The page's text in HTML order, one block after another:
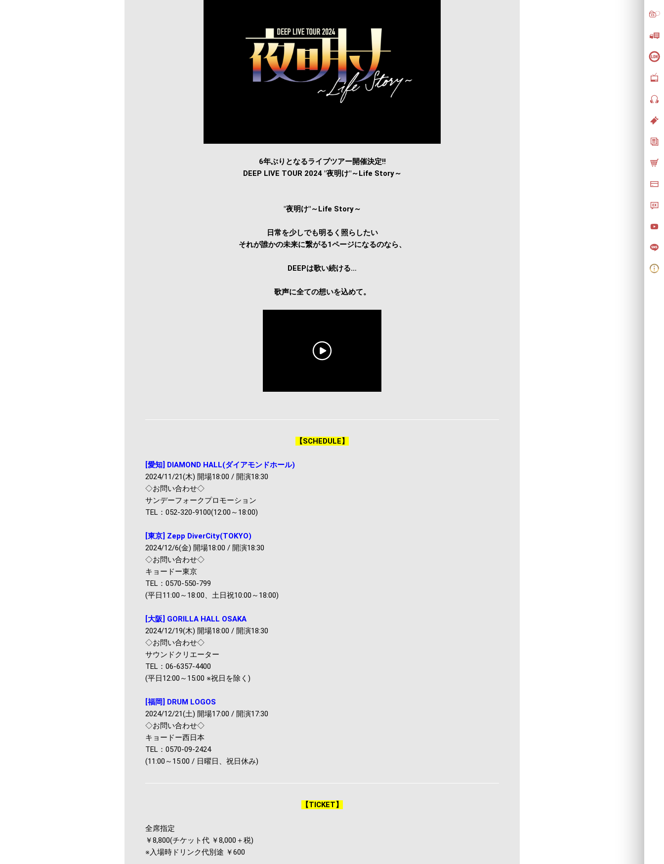
6年ぶりとなるライブツアー開催決定!!
DEEP LIVE TOUR 2024 "夜明け"～Life Story～
"夜明け"～Life Story～
日常を少しでも明るく照らしたい
それが誰かの未来に繋がる1ページになるのなら、
DEEPは歌い続ける…
歌声に全ての想いを込めて。
【SCHEDULE】
[愛知] DIAMOND HALL(ダイアモンドホール)
2024/11/21(木) 開場18:00 / 開演18:30
◇お問い合わせ◇
サンデーフォークプロモーション
TEL：052-320-9100(12:00～18:00)
[東京] Zepp DiverCity(TOKYO)
2024/12/6(金) 開場18:00 / 開演18:30
◇お問い合わせ◇
キョードー東京
TEL：0570-550-799
(平日11:00～18:00、土日祝10:00～18:00)
[大阪] GORILLA HALL OSAKA
2024/12/19(木) 開場18:00 / 開演18:30
◇お問い合わせ◇
サウンドクリエーター
TEL：06-6357-4400
(平日12:00～15:00 ※祝日を除く)
[福岡] DRUM LOGOS
2024/12/21(土) 開場17:00 / 開演17:30
◇お問い合わせ◇
キョードー西日本
TEL：0570-09-2424
(11:00～15:00 / 日曜日、祝日休み)
【TICKET】
全席指定
￥8,800(チケット代 ￥8,000＋税)
※入場時ドリンク代別途 ￥600